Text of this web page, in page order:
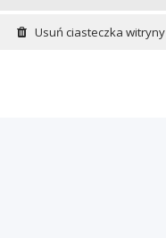
Usuń ciasteczka witryny